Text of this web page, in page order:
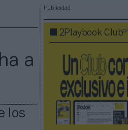
a
los
Publicidad
2Playbook Club2P